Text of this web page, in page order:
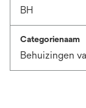
BH
Categorienaam
Behuizingen